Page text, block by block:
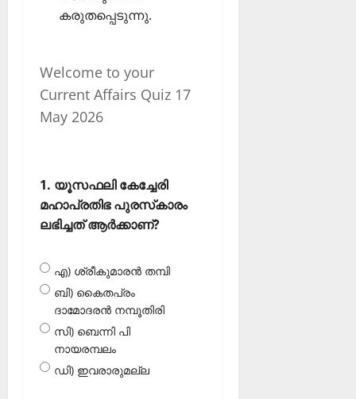
കരുതപ്പെടുന്നു.
Welcome to your
Current Affairs Quiz 17
May 2026
1. യൂസഫലി കേച്ചേരി
മഹാപ്രതിഭ പുരസ്‌കാരം
ലഭിച്ചത് ആര്‍ക്കാണ്?
എ) ശ്രീകുമാരന്‍ തമ്പി
ബി) കൈതപ്രം
ദാമോദരന്‍ നമ്പൂതിരി
സി) ബെന്നി പി
നായരമ്പലം
ഡി) ഇവരാരുമല്ല